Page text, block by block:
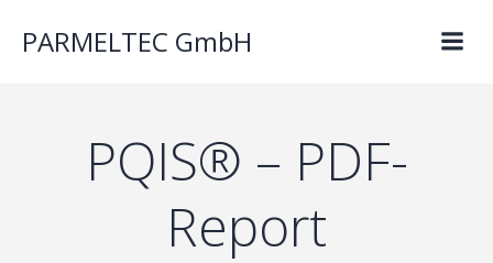
PARMELTEC GmbH
PQIS® – PDF-
Report